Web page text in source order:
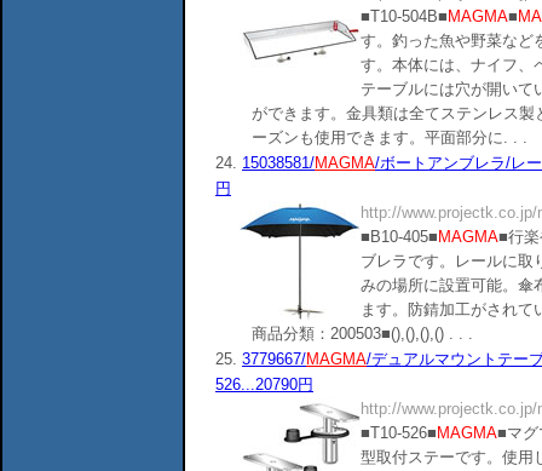
■T10-504B■ MAGMA■
す。釣った魚や野菜など
す。本体には、ナイフ、
テーブルには穴が開いて
ができます。金具類は全てステンレス
ーズンも使用できます。平面部分に. . .
24. 15038581/MAGMA/ボートアンブレラ/レ
円
http://
■B10-405■ MAGMA■行
ブレラです。レールに取
みの場所に設置可能。傘
ます。防錆加工がされ
商品分類：200503■(),(),(),() . . .
25. 3779667/MAGMA/デュアルマウントテー
526...20790円
http://
■T10-526■ MAGMA■マグ
型取付ステーです。使用